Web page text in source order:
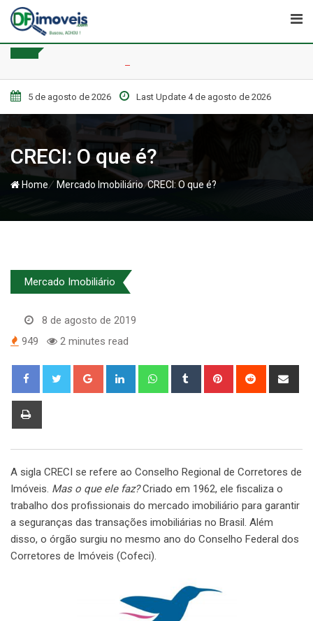
Skip
content
5 de agosto de 2026 Last Update 4 de agosto de 2026
CRECI: O que é?
Home/Mercado Imobiliário/CRECI: O que é?
Mercado Imobiliário
8 de agosto de 2019
949
2 minutes read
Google+ LinkedIn WhatsappTumblr Pinterest Reddit
A sigla CRECI se refere ao Conselho Regional de Corretores de
Imóveis. Mas o que ele faz?Criado em 1962, ele fiscaliza o
trabalho dos profissionais do mercado imobiliário para garantir
a seguranças das transações imobiliárias no Brasil. Além
disso, o órgão surgiu no mesmo ano do Conselho Federal dos
Corretores de Imóveis (Cofeci).